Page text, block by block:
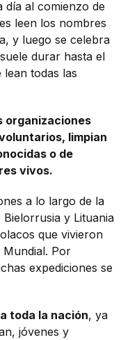
día al comienzo de
leen los nombres
y luego se celebra
durar hasta el
lean todas las
organizaciones
limpian
o de
vivos.
a lo largo de la
y Lituania
que vivieron
Mundial. Por
expediciones se
toda la nación, ya
jóvenes y